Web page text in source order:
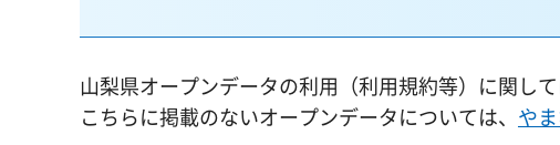
山梨県オープンデータの利用（利用規約等）に関して
こちらに掲載のないオープンデータについては、 や